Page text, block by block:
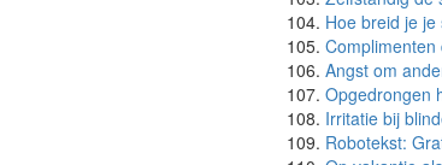
Hoe breid je
Angst om
Opgedrongen
Irritatie bij
Robotekst: